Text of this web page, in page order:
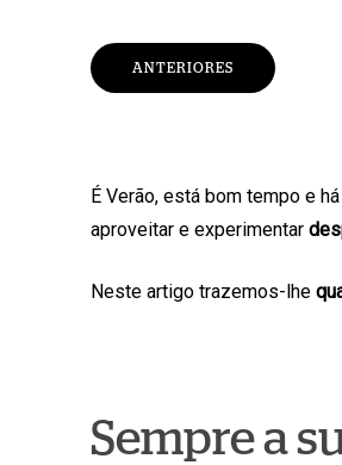
ANTERIORES
É Verão, está bom tempo e
aproveitar e experimentar
Neste artigo trazemos-lhe
Sempre a